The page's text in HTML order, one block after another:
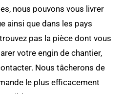
nous pouvons vous livrer
ainsi que dans les pays
pas la pièce dont vous
votre engin de chantier,
Nous tâcherons de
le plus efficacement